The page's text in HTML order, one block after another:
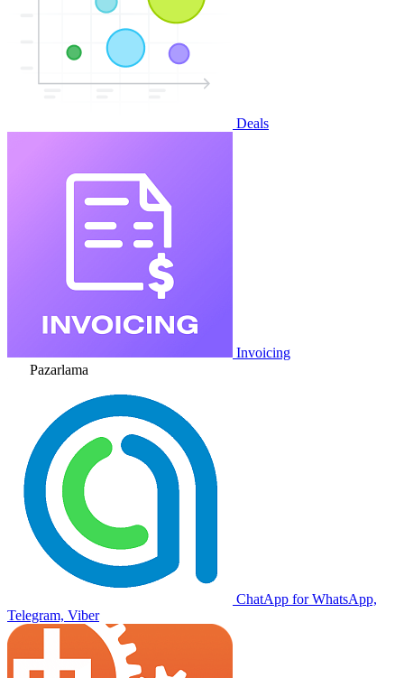
Deals
Invoicing
Pazarlama
ChatApp for WhatsApp,
Telegram, Viber